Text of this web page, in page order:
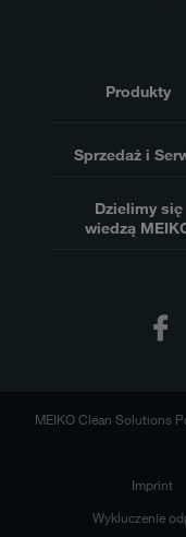
Produkty
Sprzedaż i
Dzielimy się
wiedzą
MEIKO Clean Solutions
Imprint
Wykluczenie